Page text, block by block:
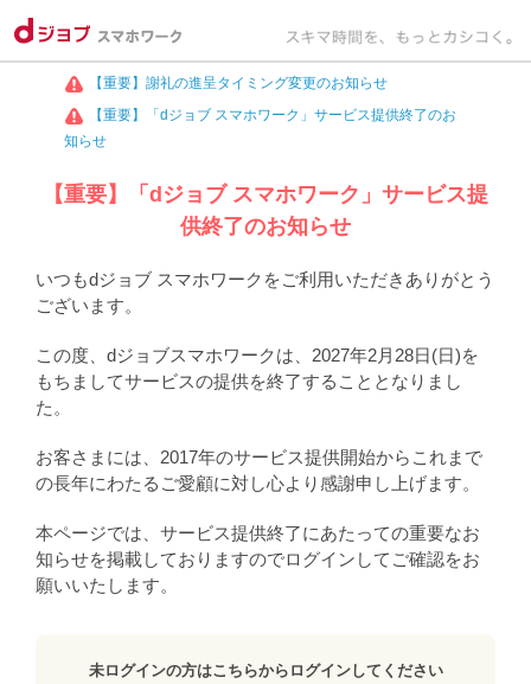
【重要】謝礼の進呈タイミング変更のお知らせ
【重要】「dジョブ スマホワーク」サービス提供終了のお
知らせ
【重要】「dジョブ スマホワーク」サービス提
供終了のお知らせ
いつもdジョブ スマホワークをご利用いただきありがとう
ございます。
この度、dジョブスマホワークは、2027年2月28日(日)を
もちましてサービスの提供を終了することとなりまし
た。
お客さまには、2017年のサービス提供開始からこれまで
の長年にわたるご愛顧に対し心より感謝申し上げます。
本ページでは、サービス提供終了にあたっての重要なお
知らせを掲載しておりますのでログインしてご確認をお
願いいたします。
未ログインの方はこちらからログインしてください